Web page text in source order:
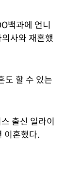
백과에 언니
사와 재혼했
도 할 수 있는
출신 일라이
이혼했다.